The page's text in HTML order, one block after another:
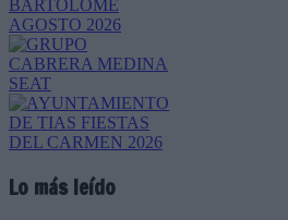
Lo más leído